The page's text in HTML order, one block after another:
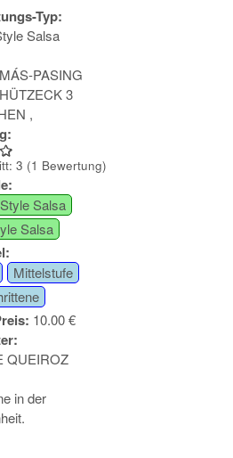
Typ:
Salsa
PASING
3
,
3 (1 Bewertung)
Salsa
Salsa
Mittelstufe
10.00 €
QUEIROZ
in der